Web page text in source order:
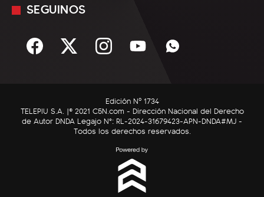
Sociedad
C5N Autos
RatingCero
Mediakit
Términos y condiciones
SEGUINOS
Edición Nº 1734
TELEPIU S.A. |© 2021 C5N.com - Dirección Nacional del Derecho
de Autor DNDA Legajo N°: RL-2024-31679423-APN-DNDA#MJ -
Todos los derechos reservados.